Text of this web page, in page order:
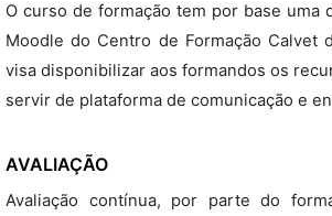
O curso de formação tem por base uma
Moodle do Centro de Formação Calvet
visa disponibilizar aos formandos os
servir de plataforma de comunicação e
AVALIAÇÃO
Avaliação contínua, por parte do